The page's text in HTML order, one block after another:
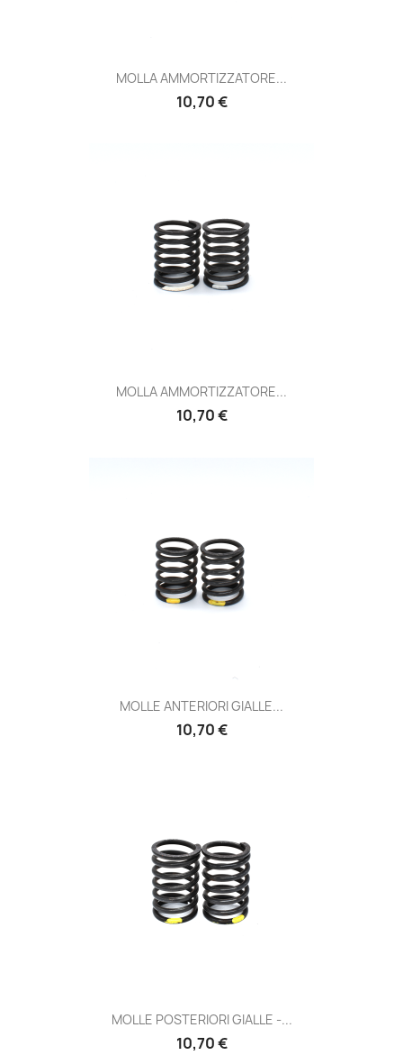
MOLLA AMMORTIZZATORE...
Prezzo
10,70 €
MOLLA AMMORTIZZATORE...
Prezzo
10,70 €
MOLLE ANTERIORI GIALLE...
Prezzo
10,70 €
MOLLE POSTERIORI GIALLE -...
Prezzo
10,70 €